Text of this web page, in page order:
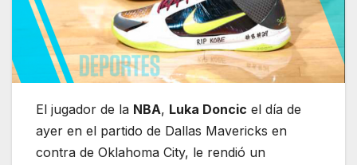
El jugador de la NBA, Luka Doncic el día de
ayer en el partido de Dallas Mavericks en
contra de Oklahoma City, le rendió un